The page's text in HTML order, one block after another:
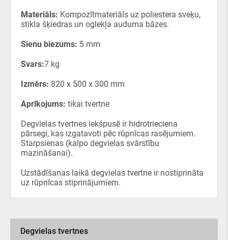
Degvielas tvertnes
Materiāls: Kompozītmateriāls uz poliestera sveķu,
stikla šķiedras un oglekļa auduma bāzes.
Sienu biezums: 5 mm
Svars:7 kg
Izmērs: 820 x 500 x 300 mm
Aprīkojums: tikai tvertne
Degvielas tvertnes iekšpusē ir hidrotrieciena
pārsegi, kas izgatavoti pēc rūpnīcas rasējumiem.
Starpsienas (kalpo degvielas svārstību
mazināšanai).
Uzstādīšanas laikā degvielas tvertne ir nostiprināta
uz rūpnīcas stiprinājumiem.